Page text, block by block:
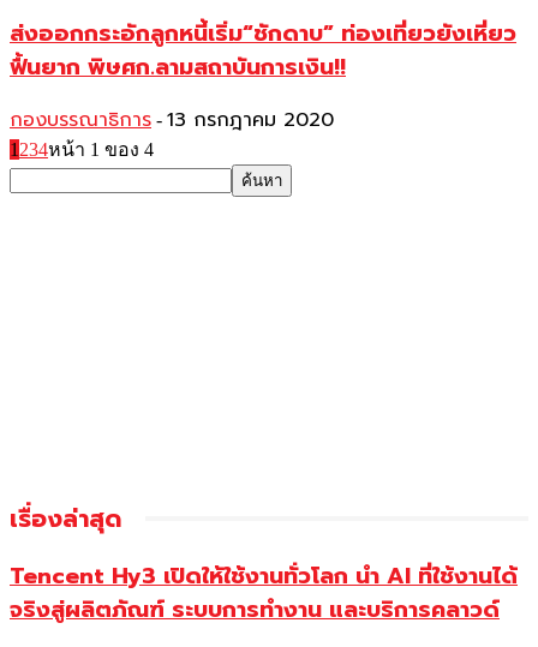
ส่งออกกระอักลูกหนี้เริ่ม“ชักดาบ” ท่องเที่ยวยังเหี่ยว
ฟื้นยาก พิษศก.ลามสถาบันการเงิน!!
กองบรรณาธิการ - 13 กรกฎาคม 2020
1 234หน้า 1 ของ 4
เรื่องล่าสุด
Tencent Hy3 เปิดให้ใช้งานทั่วโลก นำ AI ที่ใช้งานได้
จริงสู่ผลิตภัณฑ์ ระบบการทำงาน และบริการคลาวด์